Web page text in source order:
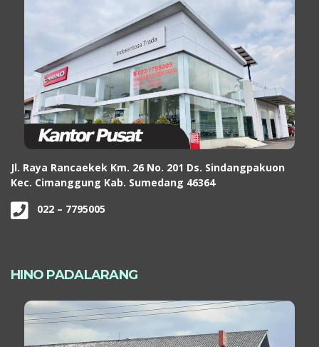
Jl. Raya Rancaekek Km. 26 No. 201 Ds. Sindangpakuon
Kec. Cimanggung Kab. Sumedang 46364
022 – 7795005
HINO PADALARANG